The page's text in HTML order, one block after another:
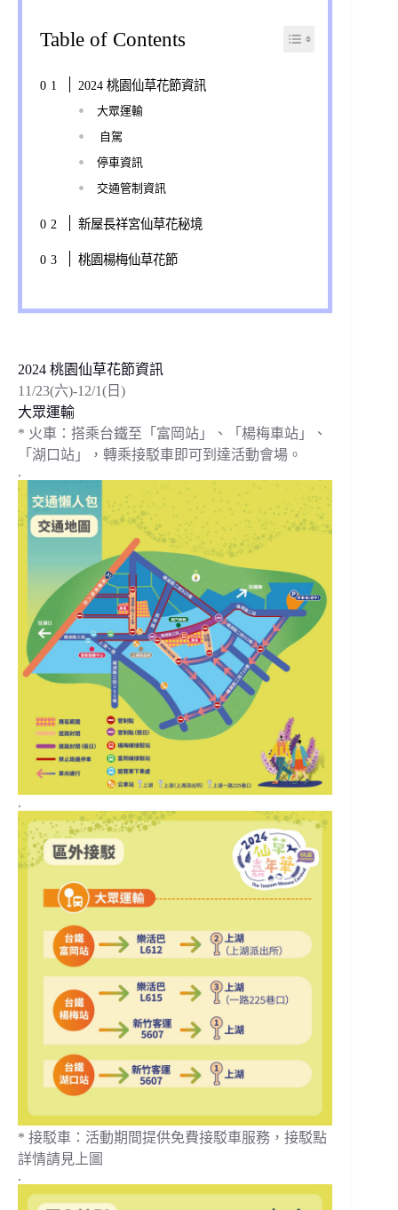
Table of Contents
2024 桃園仙草花節資訊
大眾運輸
自駕
停車資訊
交通管制資訊
新屋長祥宮仙草花秘境
桃園楊梅仙草花節
2024 桃園仙草花節資訊
11/23(六)-12/1(日)
大眾運輸
* 火車：搭乘台鐵至「富岡站」、「楊梅車站」、
「湖口站」，轉乘接駁車即可到達活動會場。
.
.
* 接駁車：活動期間提供免費接駁車服務，接駁點
詳情請見上圖
.